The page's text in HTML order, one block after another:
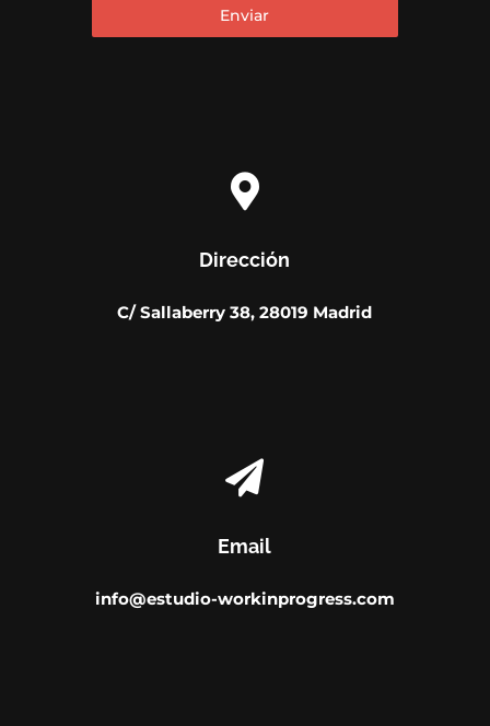
Enviar

Dirección
C/ Sallaberry 38, 28019 Madrid

Email
info@estudio-workinprogress.com